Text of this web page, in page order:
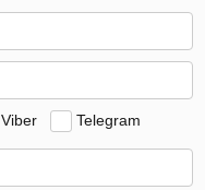
Viber Telegram